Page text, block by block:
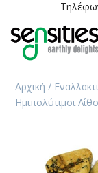
Αρχική /
Ημιπολύτιμοι